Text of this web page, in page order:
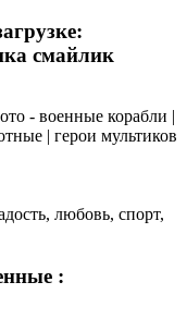
- военные корабли |
| герои мультиков
любовь, спорт,
: